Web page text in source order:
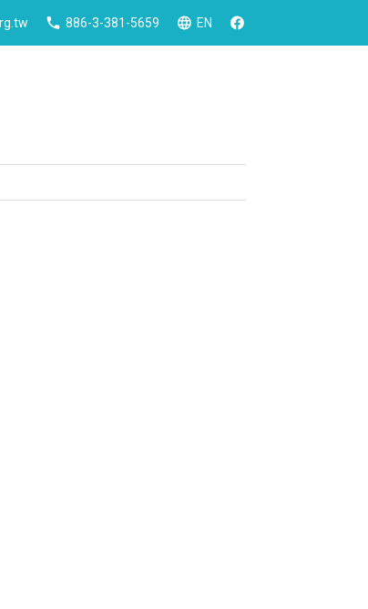
886-3-381-5659 EN